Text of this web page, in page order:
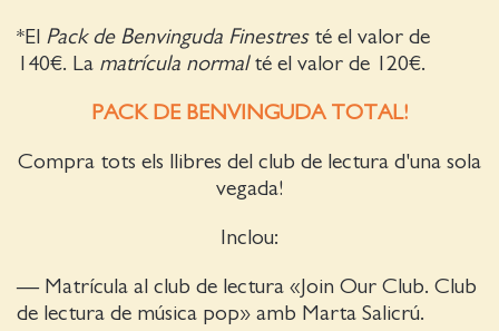
*El Pack de Benvinguda Finestresté el valor de
140€. La matrícula normalté el valor de 120€.
PACK DE BENVINGUDA TOTAL!
Compra tots els llibres del club de lectura d'una sola
vegada!
Inclou:
— Matrícula al club de lectura «Join Our Club. Club
de lectura de música pop» amb Marta Salicrú.